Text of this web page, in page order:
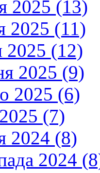
2025 (13)
2025 (11)
2025 (12)
2025 (9)
2025 (6)
(7)
2024 (8)
2024